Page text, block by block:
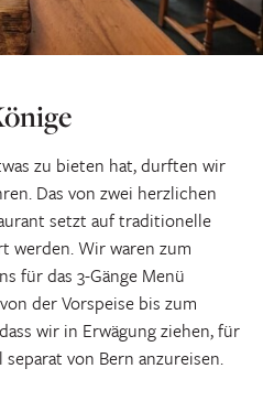
zu bieten hat, durften wir
Das von zwei herzlichen
setzt auf traditionelle
werden. Wir waren zum
für das 3-Gänge Menü
der Vorspeise bis zum
wir in Erwägung ziehen, für
von Bern anzureisen.